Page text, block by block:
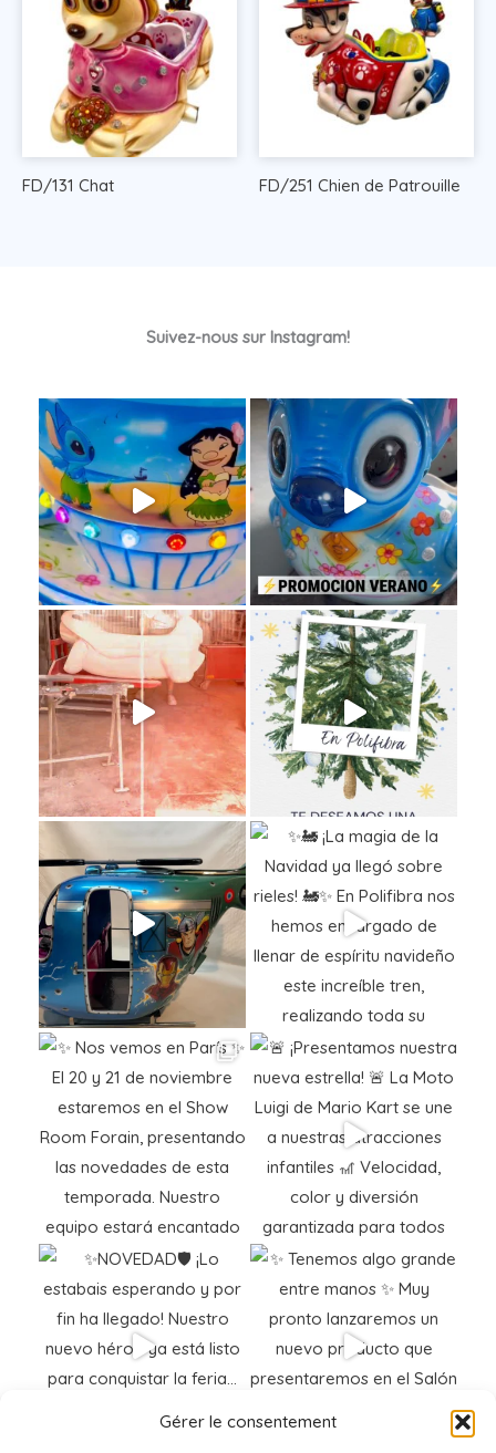
Gérer le consentement
FD/131 Chat FD/251 Chien de Patrouille
Suivez-nous sur Instagram!